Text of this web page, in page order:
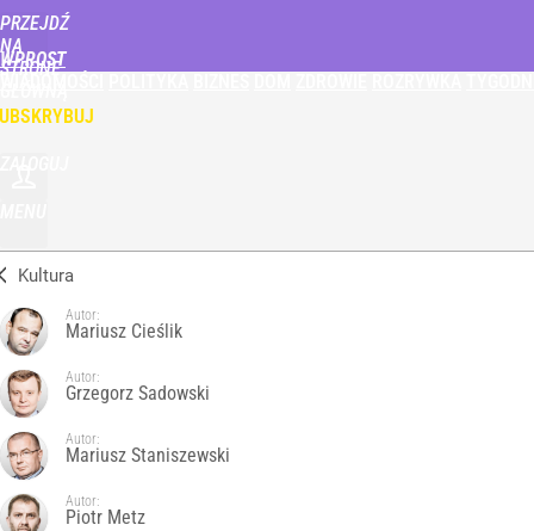
PRZEJDŹ
NA
STRONĘ
WPROST
Kultura
Autor:
Mariusz Cieślik
Autor:
Grzegorz Sadowski
Autor:
Mariusz Staniszewski
Autor:
Piotr Metz